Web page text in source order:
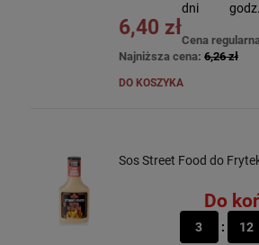
dni
godz.
6,40 zł
Cena
Najniższa cena: 6,26 zł
DO KOSZYKA
Sos Street Food do
Do
3
12